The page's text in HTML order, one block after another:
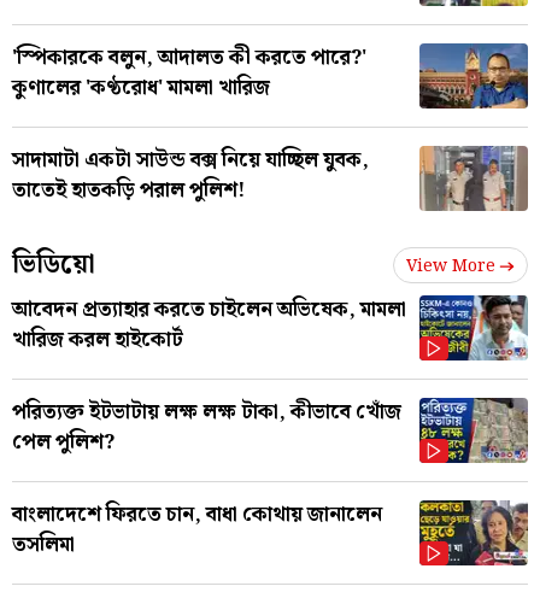
'স্পিকারকে বলুন, আদালত কী করতে পারে?'
কুণালের 'কণ্ঠরোধ' মামলা খারিজ
সাদামাটা একটা সাউন্ড বক্স নিয়ে যাচ্ছিল যুবক,
তাতেই হাতকড়ি পরাল পুলিশ!
ভিডিয়ো View More
আবেদন প্রত্যাহার করতে চাইলেন অভিষেক, মামলা
খারিজ করল হাইকোর্ট
পরিত্যক্ত ইটভাটায় লক্ষ লক্ষ টাকা, কীভাবে খোঁজ
পেল পুলিশ?
বাংলাদেশে ফিরতে চান, বাধা কোথায় জানালেন
তসলিমা